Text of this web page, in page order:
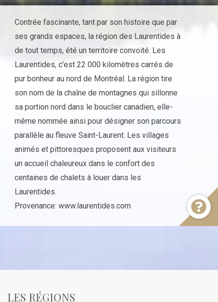
Contrée fascinante, tant par son histoire que par
ses grands espaces, la région des Laurentides à
de tout temps, été un territoire convoité. Les
Laurentides, c'est 22 000 kilomètres carrés de
pur bonheur au nord de Montréal. La région tire
son nom de la chaîne de montagnes qui sillonne
sa portion nord dans le bouclier canadien, elle-
même nommée ainsi pour désigner son parcours
parallèle au fleuve Saint-Laurent. Les villages
animés et pittoresques proposent aux visiteurs
un accueil chaleureux dans le confort des
centaines de chalets à louer dans les
Laurentides.
Provenance: www.laurentides.com
LES RÉGIONS